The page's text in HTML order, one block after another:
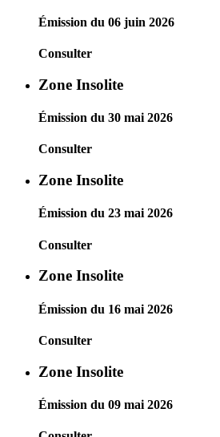
Émission du 06 juin 2026
Consulter
Zone Insolite
Émission du 30 mai 2026
Consulter
Zone Insolite
Émission du 23 mai 2026
Consulter
Zone Insolite
Émission du 16 mai 2026
Consulter
Zone Insolite
Émission du 09 mai 2026